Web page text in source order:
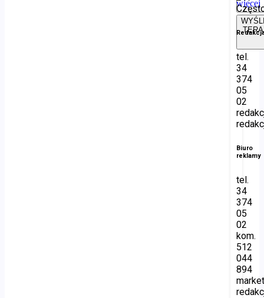
więcej
tel.
34
374
05
02
Biuro
reklamy
tel.
34
374
05
02
kom.
512
044
894